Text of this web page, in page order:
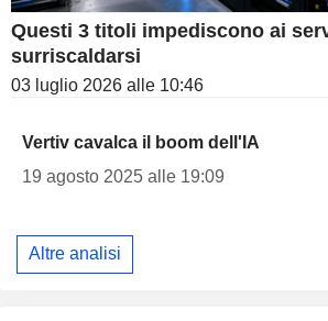
Questi 3 titoli impediscono ai
surriscaldarsi
03 luglio 2026 alle 10:46
Vertiv cavalca il boom dell'IA
19 agosto 2025 alle 19:09
Altre analisi